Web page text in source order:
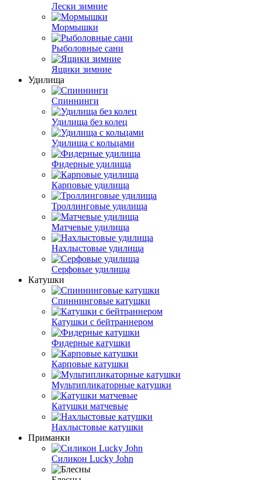
Лески зимние
Мормышки
Рыболовные сани
Ящики зимние
Удилища
Спиннинги
Удилища без колец
Удилища с кольцами
Фидерные удилища
Карповые удилища
Троллинговые удилища
Матчевые удилища
Нахлыстовые удилища
Серфовые удилища
Катушки
Спиннинговые катушки
Катушки с бейтраннером
Фидерные катушки
Карповые катушки
Мультипликаторные катушки
Катушки матчевые
Нахлыстовые катушки
Приманки
Силикон Lucky John